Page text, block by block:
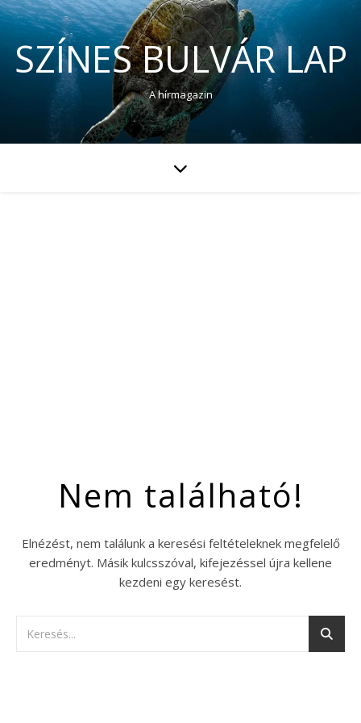
SZÍNES BULVÁR LAP
A hírmagazin
Nem található!
Elnézést, nem találunk a keresési feltételeknek megfelelő
eredményt. Másik kulcsszóval, kifejezéssel újra kellene
kezdeni egy keresést.